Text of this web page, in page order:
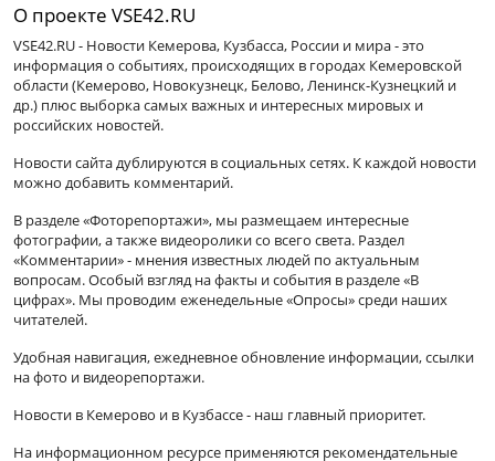
О проекте VSE42.RU
VSE42.RU - Новости Кемерова, Кузбасса, России и мира - это
информация о событиях, происходящих в городах Кемеровской
области (Кемерово, Новокузнецк, Белово, Ленинск-Кузнецкий и
др.) плюс выборка самых важных и интересных мировых и
российских новостей.
Новости сайта дублируются в социальных сетях. К каждой новости
можно добавить комментарий.
В разделе «Фоторепортажи», мы размещаем интересные
фотографии, а также видеоролики со всего света. Раздел
«Комментарии» - мнения известных людей по актуальным
вопросам. Особый взгляд на факты и события в разделе «В
цифрах». Мы проводим еженедельные «Опросы» среди наших
читателей.
Удобная навигация, ежедневное обновление информации, ссылки
на фото и видеорепортажи.
Новости в Кемерово и в Кузбассе - наш главный приоритет.
На информационном ресурсе применяются рекомендательные